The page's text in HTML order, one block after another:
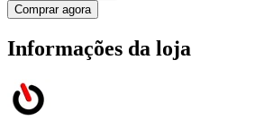
Comprar agora
Informações da loja